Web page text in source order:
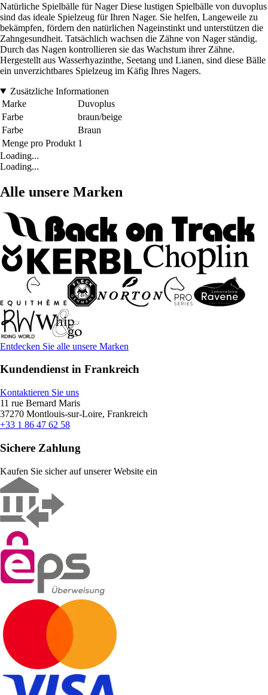
Natürliche Spielbälle für Nager Diese lustigen Spielbälle von duvoplus
sind das ideale Spielzeug für Ihren Nager. Sie helfen, Langeweile zu
bekämpfen, fördern den natürlichen Nageinstinkt und unterstützen die
Zahngesundheit. Tatsächlich wachsen die Zähne von Nager ständig.
Durch das Nagen kontrollieren sie das Wachstum ihrer Zähne.
Hergestellt aus Wasserhyazinthe, Seetang und Lianen, sind diese Bälle
ein unverzichtbares Spielzeug im Käfig Ihres Nagers.
Zusätzliche Informationen
Marke
Duvoplus
Farbe
braun/beige
Farbe
Braun
Menge pro Produkt 1
Loading...
Loading...
Alle unsere Marken
Entdecken Sie alle unsere Marken
Kundendienst in Frankreich
Kontaktieren Sie uns
11 rue Bernard Maris
37270 Montlouis-sur-Loire, Frankreich
+33 1 86 47 62 58
Sichere Zahlung
Kaufen Sie sicher auf unserer Website ein